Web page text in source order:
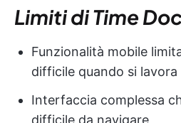
Limiti di Time
Funzionalità mobile
difficile quando si
Interfaccia complessa